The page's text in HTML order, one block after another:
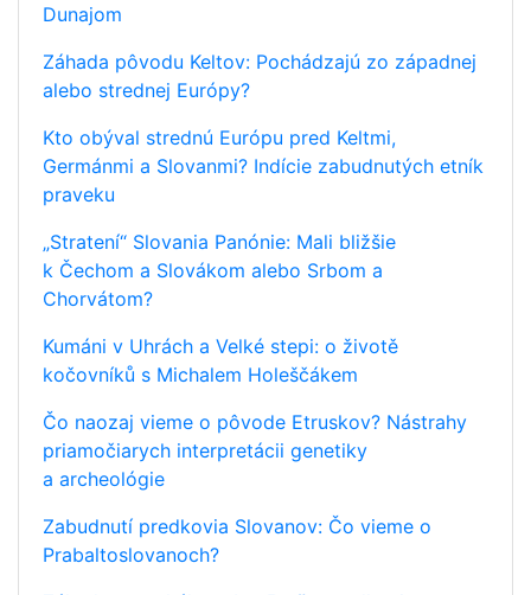
Dunajom
Záhada pôvodu Keltov: Pochádzajú zo západnej
alebo strednej Európy?
Kto obýval strednú Európu pred Keltmi,
Germánmi a Slovanmi? Indície zabudnutých etník
praveku
„Stratení“ Slovania Panónie: Mali bližšie
k Čechom a Slovákom alebo Srbom a
Chorvátom?
Kumáni v Uhrách a Velké stepi: o životě
kočovníků s Michalem Holeščákem
Čo naozaj vieme o pôvode Etruskov? Nástrahy
priamočiarych interpretácii genetiky
a archeológie
Zabudnutí predkovia Slovanov: Čo vieme o
Prabaltoslovanoch?